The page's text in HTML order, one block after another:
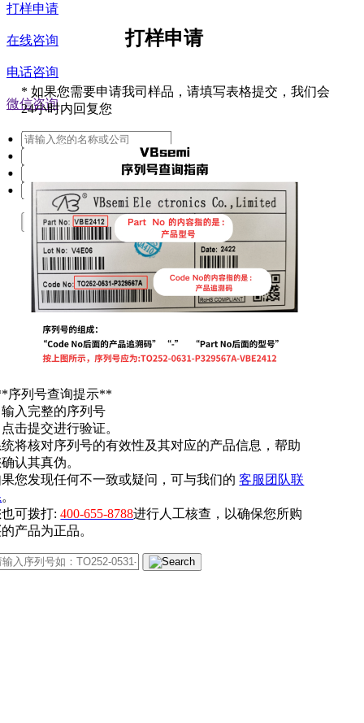
打样申请
在线咨询
电话咨询
微信咨询
打样申请
* 如果您需要申请我司样品，请填写表格提交，我们会
24小时内回复您
提交
序列号查询提示**
输入完整的序列号
点击提交进行验证。
将核对序列号的有效性及其对应的产品信息，帮助
认其真伪。
您发现任何不一致或疑问，可与我们的客服团队联
。
也可拨打:400-655-8788进行人工核查，以确保您所购
产品为正品。